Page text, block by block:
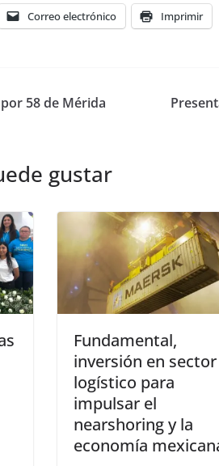
Correo electrónico Imprimir
58 de Mérida
gustar
Fundamental,
inversión en sector
logístico para
impulsar el
nearshoring y la
economía